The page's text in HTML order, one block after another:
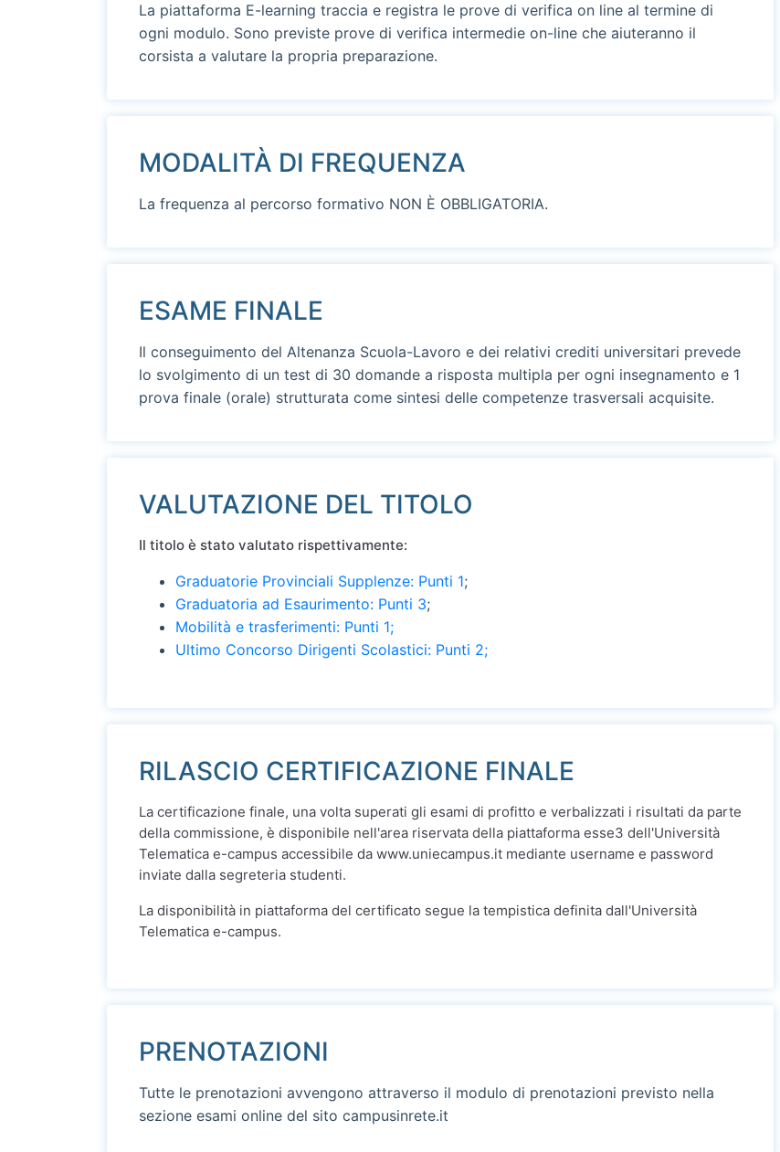
La piattaforma E-learning traccia e registra le prove di verifica on line al termine di
ogni modulo. Sono previste prove di verifica intermedie on-line che aiuteranno il
corsista a valutare la propria preparazione.
MODALITÀ DI FREQUENZA
La frequenza al percorso formativo NON È OBBLIGATORIA.
ESAME FINALE
Il conseguimento del Altenanza Scuola-Lavoro e dei relativi crediti universitari prevede
lo svolgimento di un test di 30 domande a risposta multipla per ogni insegnamento e 1
prova finale (orale) strutturata come sintesi delle competenze trasversali acquisite.
VALUTAZIONE DEL TITOLO
Il titolo è stato valutato rispettivamente:
Graduatorie Provinciali Supplenze: Punti 1;
Graduatoria ad Esaurimento: Punti 3;
Mobilità e trasferimenti: Punti 1;
Ultimo Concorso Dirigenti Scolastici: Punti 2;
RILASCIO CERTIFICAZIONE FINALE
La certificazione finale, una volta superati gli esami di profitto e verbalizzati i risultati da parte
della commissione, è disponibile nell'area riservata della piattaforma esse3 dell'Università
Telematica e-campus accessibile da www.uniecampus.it mediante username e password
inviate dalla segreteria studenti.
La disponibilità in piattaforma del certificato segue la tempistica definita dall'Università
Telematica e-campus.
PRENOTAZIONI
Tutte le prenotazioni avvengono attraverso il modulo di prenotazioni previsto nella
sezione esami online del sito campusinrete.it